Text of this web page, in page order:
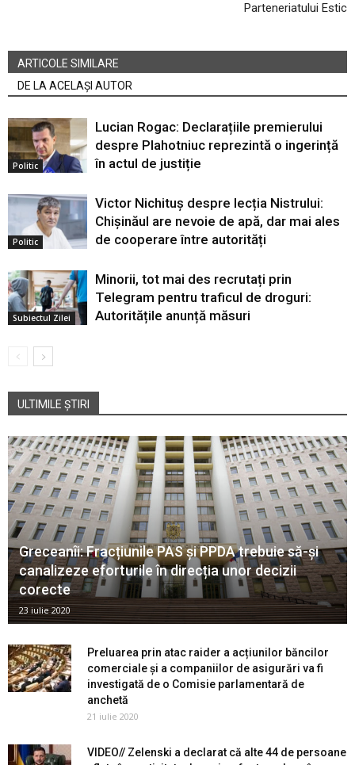
Parteneriatului Estic
ARTICOLE SIMILARE
DE LA ACELAȘI AUTOR
Politic
Lucian Rogac: Declarațiile premierului
despre Plahotniuc reprezintă o ingerință
în actul de justiție
Politic
Victor Nichituș despre lecția Nistrului:
Chișinăul are nevoie de apă, dar mai ales
de cooperare între autorități
Subiectul Zilei
Minorii, tot mai des recrutați prin
Telegram pentru traficul de droguri:
Autoritățile anunță măsuri
ULTIMILE ȘTIRI
Greceanîi: Fracțiunile PAS și PPDA trebuie să-și
canalizeze eforturile în direcția unor decizii
corecte
23 iulie 2020
Preluarea prin atac raider a acțiunilor băncilor
comerciale și a companiilor de asigurări va fi
investigată de o Comisie parlamentară de
anchetă
21 iulie 2020
VIDEO// Zelenski a declarat că alte 44 de persoane